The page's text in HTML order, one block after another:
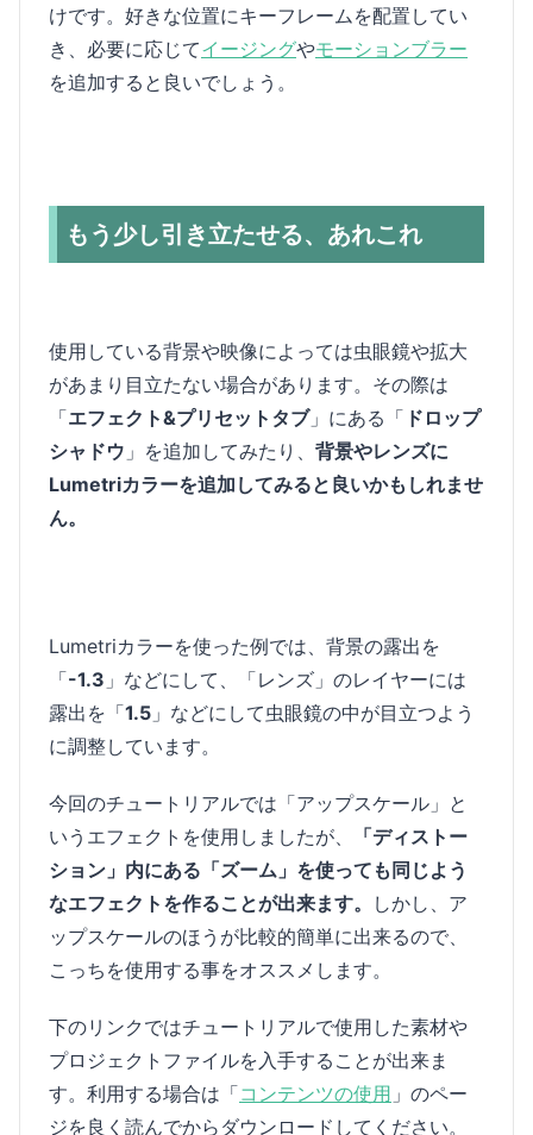
けです。好きな位置にキーフレームを配置してい
き、必要に応じてイージングやモーションブラー
を追加すると良いでしょう。
もう少し引き立たせる、あれこれ
使用している背景や映像によっては虫眼鏡や拡大
があまり目立たない場合があります。その際は
「エフェクト&プリセットタブ」にある「 ドロップ
シャドウ 」を追加してみたり、 背景やレンズに
Lumetriカラーを追加してみると良いかもしれませ
ん。
Lumetriカラーを使った例では、背景の露出を
「-1.3 」などにして、「レンズ」のレイヤーには
露出を「1.5 」などにして虫眼鏡の中が目立つよう
に調整しています。
今回のチュートリアルでは「アップスケール」と
いうエフェクトを使用しましたが、
「ディストー
ション」内にある「ズーム」を使っても同じよう
なエフェクトを作ることが出来ます。
しかし、ア
ップスケールのほうが比較的簡単に出来るので、
こっちを使用する事をオススメします。
下のリンクではチュートリアルで使用した素材や
プロジェクトファイルを入手することが出来ま
す。利用する場合は「コンテンツの使用 」のペー
ジを良く読んでからダウンロードしてください。